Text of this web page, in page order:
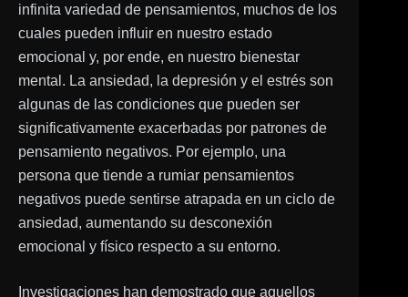
infinita variedad de pensamientos, muchos de los
cuales pueden influir en nuestro estado
emocional y, por ende, en nuestro bienestar
mental. La ansiedad, la depresión y el estrés son
algunas de las condiciones que pueden ser
significativamente exacerbadas por patrones de
pensamiento negativos. Por ejemplo, una
persona que tiende a rumiar pensamientos
negativos puede sentirse atrapada en un ciclo de
ansiedad, aumentando su desconexión
emocional y físico respecto a su entorno.
Investigaciones han demostrado que aquellos